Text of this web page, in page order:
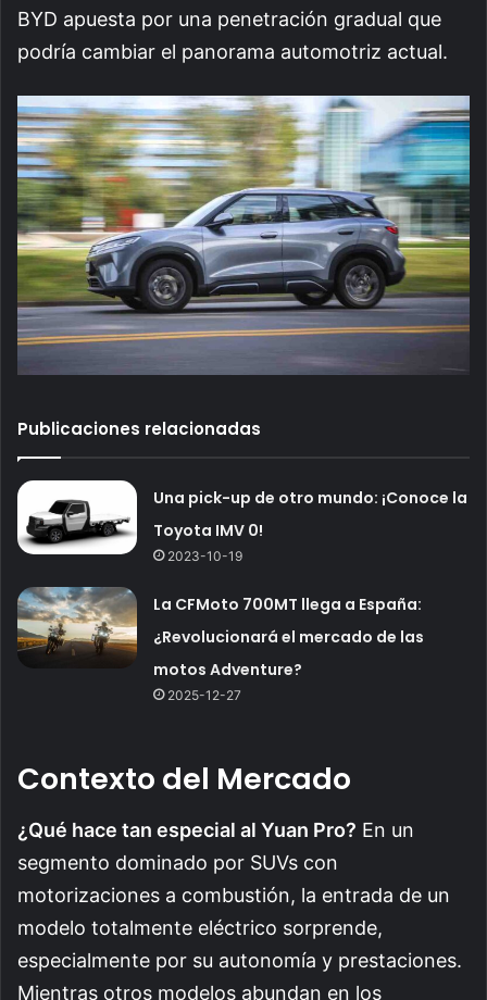
BYD apuesta por una penetración gradual que
podría cambiar el panorama automotriz actual.
Publicaciones relacionadas
Una pick-up de otro mundo: ¡Conoce la
Toyota IMV 0!
2023-10-19
La CFMoto 700MT llega a España:
¿Revolucionará el mercado de las
motos Adventure?
2025-12-27
Contexto del Mercado
¿Qué hace tan especial al Yuan Pro? En un
segmento dominado por SUVs con
motorizaciones a combustión, la entrada de un
modelo totalmente eléctrico sorprende,
especialmente por su autonomía y prestaciones.
Mientras otros modelos abundan en los